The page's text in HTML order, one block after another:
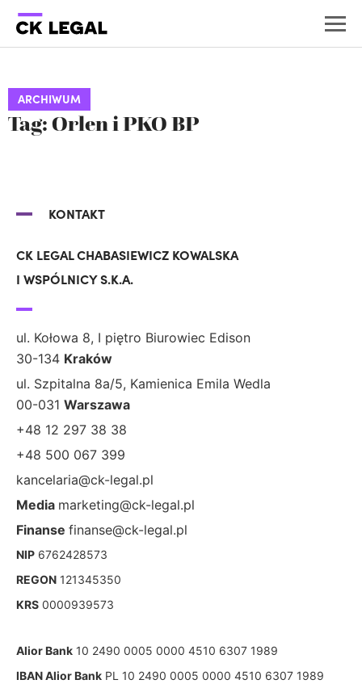
ARCHIWUM
Tag: Orlen i PKO BP
KONTAKT
CK LEGAL CHABASIEWICZ KOWALSKA
I WSPÓLNICY S.K.A.
ul. Kołowa 8, I piętro Biurowiec Edison
30-134 Kraków
ul. Szpitalna 8a/5, Kamienica Emila Wedla
00-031 Warszawa
+48 12 297 38 38
+48 500 067 399
kancelaria@ck-legal.pl
Media marketing@ck-legal.pl
Finanse finanse@ck-legal.pl
NIP 6762428573
REGON 121345350
KRS 0000939573
Alior Bank 10 2490 0005 0000 4510 6307 1989
IBAN Alior Bank PL 10 2490 0005 0000 4510 6307 1989